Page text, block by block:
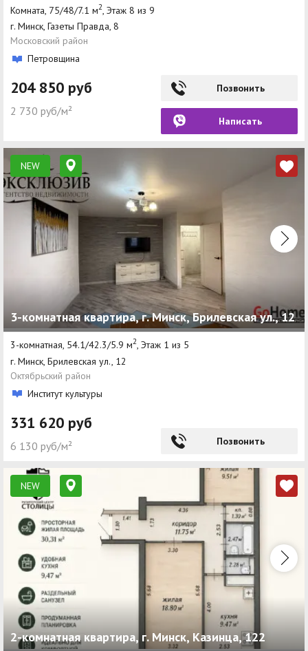
Комната, 75/48/7.1 м2 , Этаж 8 из 9
г. Минск, Газеты Правда, 8
Московский район
Петровщина
204 850 руб
2 730 руб/м²
Позвонить
Написать
NEW
3-комнатная квартира, г. Минск, Брилевская ул., 12
3-комнатная, 54.1/42.3/5.9 м2, Этаж 1 из 5
г. Минск, Брилевская ул., 12
Октябрьский район
Институт культуры
331 620 руб
6 130 руб/м² Позвонить
NEW
2-комнатная квартира, г. Минск, Казинца, 122